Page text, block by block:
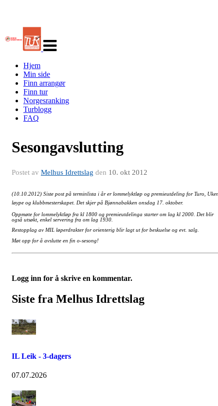
navigasjon
Hjem
Min side
Finn arrangør
Finn tur
Norgesranking
Turblogg
FAQ
Sesongavslutting
Postet av Melhus Idrettslag den 10. okt 2012
(10.10.2012) Siste post på terminlista i år er lommelyktløp og premieutdeling for Turo,
løype og klubbmesterskapet. Det skjer på Bjønnabakken onsdag 17. oktober.
Oppmøte for lommelyktløp fra kl 1800 og premieutdelinga starter om lag kl 2000. Det blir
også utsøkt, enkel servering fra om lag 1930.
Restopplag av MIL løperdrakter for orienterig blir lagt ut for beskuelse og evt. salg.
Møt opp for å avslutte en fin o-sesong!
Logg inn for å skrive en kommentar.
Siste fra Melhus Idrettslag
IL Leik - 3-dagers
07.07.2026